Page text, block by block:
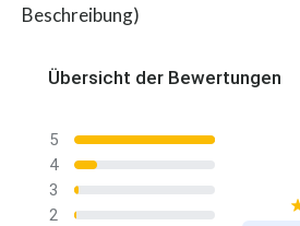
Beschreibung)
Übersicht der Bewertungen
5
4
3
2